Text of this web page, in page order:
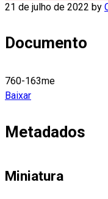
21 de julho de 2022 by
Documento
760-163me
Baixar
Metadados
Miniatura